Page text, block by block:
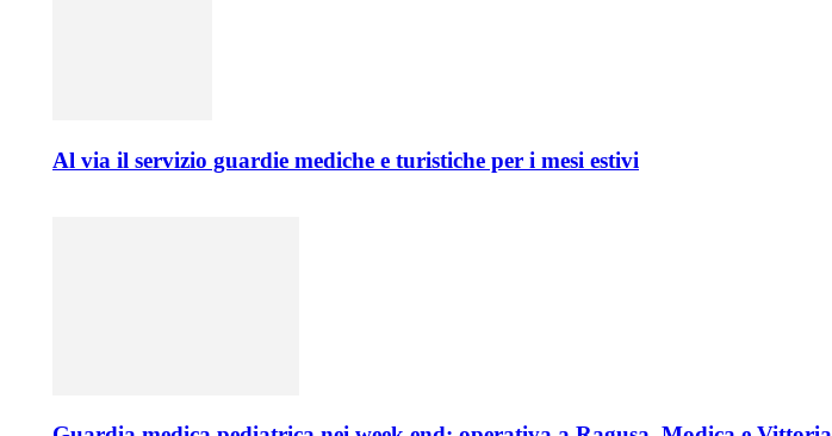
Al via il servizio guardie mediche e turistiche per i mesi estivi